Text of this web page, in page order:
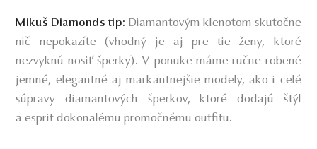
Mikuš Diamonds tip: Diamantovým klenotom skutočne
nič nepokazíte (vhodný je aj pre tie ženy, ktoré
nezvyknú nosiť šperky). V ponuke máme ručne robené
jemné, elegantné aj markantnejšie modely, ako i celé
súpravy diamantových šperkov, ktoré dodajú štýl
a esprit dokonalému promočnému outfitu.